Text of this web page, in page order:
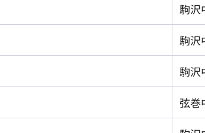
駒沢
駒沢
駒沢
弦巻